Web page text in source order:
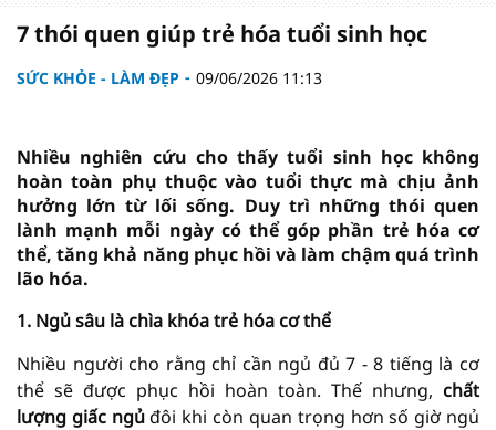
7 thói quen giúp trẻ hóa tuổi sinh học
SỨC KHỎE - LÀM ĐẸP 09/06/2026 11:13
Nhiều nghiên cứu cho thấy tuổi sinh học không
hoàn toàn phụ thuộc vào tuổi thực mà chịu ảnh
hưởng lớn từ lối sống. Duy trì những thói quen
lành mạnh mỗi ngày có thể góp phần trẻ hóa cơ
thể, tăng khả năng phục hồi và làm chậm quá trình
lão hóa.
1. Ngủ sâu là chìa khóa trẻ hóa cơ thể
Nhiều người cho rằng chỉ cần ngủ đủ 7 - 8 tiếng là cơ
thể sẽ được phục hồi hoàn toàn. Thế nhưng, chất
lượng giấc ngủđôi khi còn quan trọng hơn số giờ ngủ